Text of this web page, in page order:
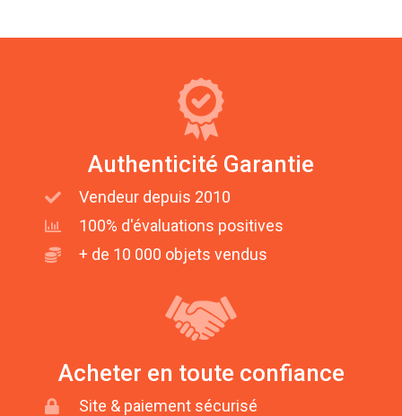
Authenticité Garantie
Vendeur depuis 2010
100% d'évaluations positives
+ de 10 000 objets vendus
Acheter en toute confiance
Site & paiement sécurisé